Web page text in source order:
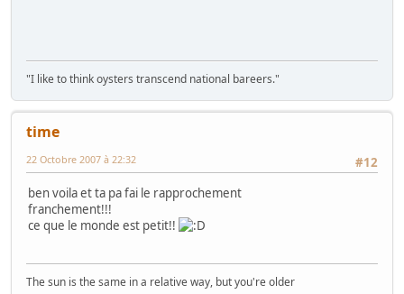
"I like to think oysters transcend national bareers."
time
#12
22 Octobre 2007 à 22:32
ben voila et ta pa fai le rapprochement
franchement!!!
ce que le monde est petit!!
The sun is the same in a relative way, but you're older